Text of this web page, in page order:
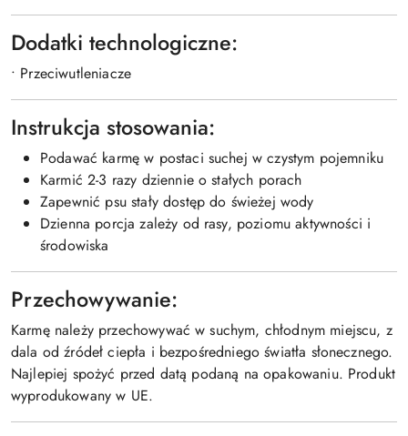
Dodatki technologiczne:
• Przeciwutleniacze
Instrukcja stosowania:
Podawać karmę w postaci suchej w czystym pojemniku
Karmić 2-3 razy dziennie o stałych porach
Zapewnić psu stały dostęp do świeżej wody
Dzienna porcja zależy od rasy, poziomu aktywności i
środowiska
Przechowywanie:
Karmę należy przechowywać w suchym, chłodnym miejscu, z
dala od źródeł ciepła i bezpośredniego światła słonecznego.
Najlepiej spożyć przed datą podaną na opakowaniu. Produkt
wyprodukowany w UE.